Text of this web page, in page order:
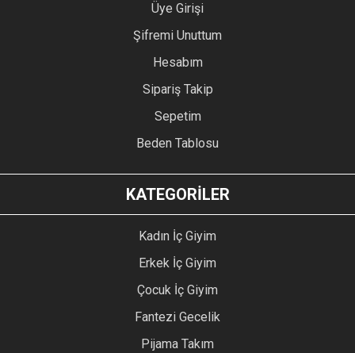
Üye Girişi
Şifremi Unuttum
Hesabım
Sipariş Takip
Sepetim
Beden Tablosu
KATEGORİLER
Kadın İç Giyim
Erkek İç Giyim
Çocuk İç Giyim
Fantezi Gecelik
Pijama Takım